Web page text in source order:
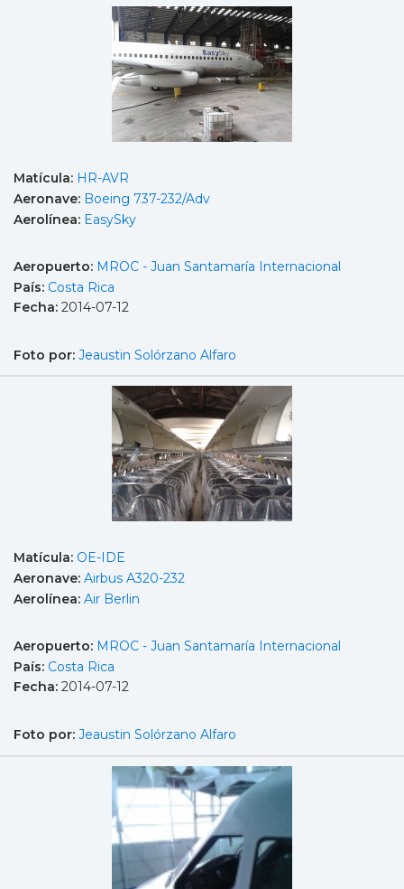
Matícula: HR-AVR
Aeronave: Boeing 737-232/Adv
Aerolínea: EasySky
Aeropuerto: MROC - Juan Santamaría Internacional
País: Costa Rica
Fecha: 2014-07-12
Foto por: Jeaustin Solórzano Alfaro
Matícula: OE-IDE
Aeronave: Airbus A320-232
Aerolínea: Air Berlin
Aeropuerto: MROC - Juan Santamaría Internacional
País: Costa Rica
Fecha: 2014-07-12
Foto por: Jeaustin Solórzano Alfaro